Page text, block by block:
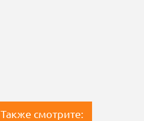
Также смотрите: